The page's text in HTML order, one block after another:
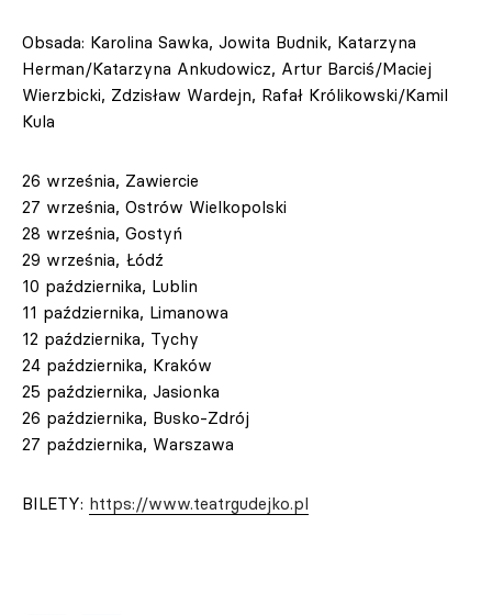
Obsada: Karolina Sawka, Jowita Budnik, Katarzyna
Herman/Katarzyna Ankudowicz, Artur Barciś/Maciej
Wierzbicki, Zdzisław Wardejn, Rafał Królikowski/Kamil
Kula
26 września, Zawiercie
27 września, Ostrów Wielkopolski
28 września, Gostyń
29 września, Łódź
10 października, Lublin
11 października, Limanowa
12 października, Tychy
24 października, Kraków
25 października, Jasionka
26 października, Busko-Zdrój
27 października, Warszawa
BILETY: https://www.teatrgudejko.pl